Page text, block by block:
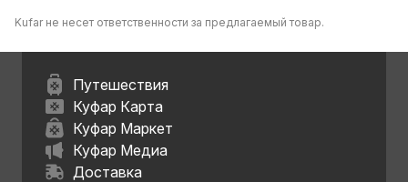
Kufar не несет ответственности за предлагаемый товар.
Путешествия
Куфар Карта
Куфар Маркет
Куфар Медиа
Доставка